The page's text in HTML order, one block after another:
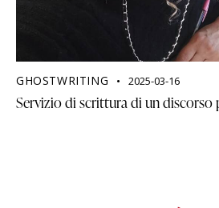
GHOSTWRITING 2025-03-16
Servizio di scrittura di un discorso